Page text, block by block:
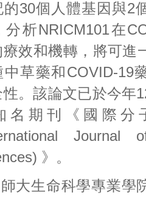
的30個人體基因與2
分析NRICM101在
療效和機轉，將可進
中草藥和COVID-19
性。該論文已於今年
名期刊《國際分
Journal
》。
大生命科學專業學